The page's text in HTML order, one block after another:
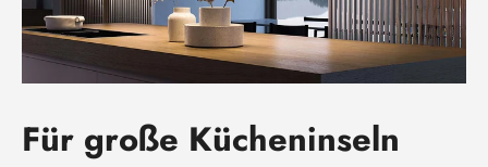
Für große Kücheninseln